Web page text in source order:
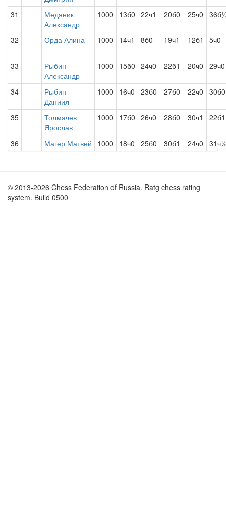
31
Медяник
Александр
1000 13б0 22ч1 20б0 25ч0
32 Орда Алина 1000 14ч1 8б0 19ч1 12б1 5ч0
33
Рыбин
Александр
1000 15б0 24ч0 22б1 20ч0 29ч0
34
Рыбин
Даниил
1000 16ч0 23б0 27б0 22ч0 30б0
35
Толмачев
Ярослав
1000 17б0 26ч0 28б0 30ч1 22б1
36 Магер Матвей 1000 18ч0 25б0 30б1 24ч0
© 2013-2026 Chess Federation of Russia. Ratg chess rating
system. Build 0500